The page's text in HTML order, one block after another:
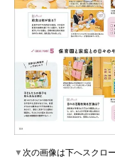
▼次の画像は下へスクロ